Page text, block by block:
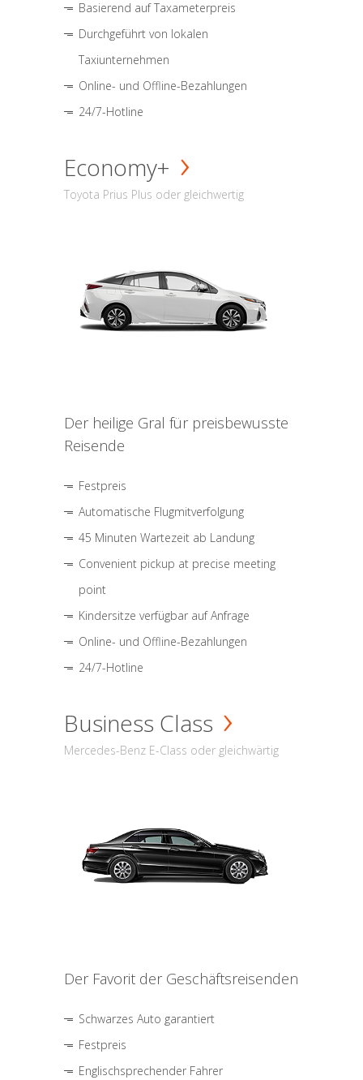
Basierend auf Taxameterpreis
Durchgeführt von lokalen
Taxiunternehmen
Online- und Offline-Bezahlungen
24/7-Hotline
Economy+
Toyota Prius Plus oder gleichwertig
Der heilige Gral für preisbewusste
Reisende
Festpreis
Automatische Flugmitverfolgung
45 Minuten Wartezeit ab Landung
Convenient pickup at precise meeting
point
Kindersitze verfügbar auf Anfrage
Online- und Offline-Bezahlungen
24/7-Hotline
Business Class
Mercedes-Benz E-Class oder gleichwärtig
Der Favorit der Geschäftsreisenden
Schwarzes Auto garantiert
Festpreis
Englischsprechender Fahrer